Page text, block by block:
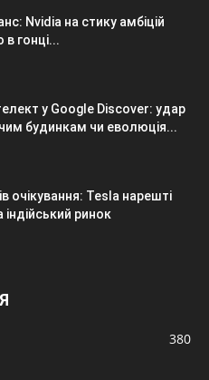
Nvidia на стику амбіцій
гонці...
у Google Discover: удар
будинкам чи еволюція...
очікування: Tesla нарешті
ринок
380